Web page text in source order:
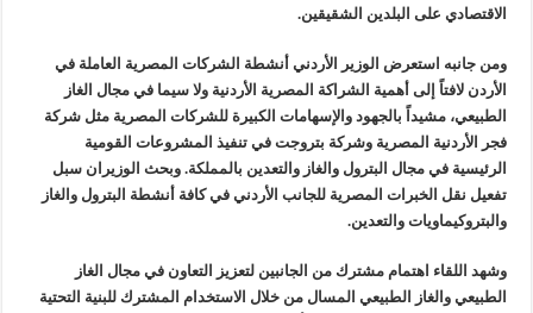
الاقتصادي على البلدين الشقيقين.
ومن جانبه استعرض الوزير الأردني أنشطة الشركات المصرية العاملة في
الأردن لافتاً إلى أهمية الشراكة المصرية الأردنية ولا سيما في مجال الغاز
الطبيعي، مشيداً بالجهود والإسهامات الكبيرة للشركات المصرية مثل شركة
فجر الأردنية المصرية وشركة بتروجت في تنفيذ المشروعات القومية
الرئيسية في مجال البترول والغاز والتعدين بالمملكة. وبحث الوزيران سبل
تفعيل نقل الخبرات المصرية للجانب الأردني في كافة أنشطة البترول والغاز
والبتروكيماويات والتعدين.
وشهد اللقاء اهتمام مشترك من الجانبين لتعزيز التعاون في مجال الغاز
الطبيعي والغاز الطبيعي المسال من خلال الاستخدام المشترك للبنية التحتية